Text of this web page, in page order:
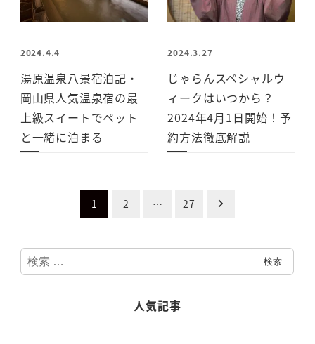
2024.4.4
湯原温泉八景宿泊記・
岡山県人気温泉宿の最
上級スイートでペット
と一緒に泊まる
2024.3.27
じゃらんスペシャルウ
ィークはいつから？
2024年4月1日開始！予
約方法徹底解説
ナ
1 2 … 27
検
索
検索
人気記事